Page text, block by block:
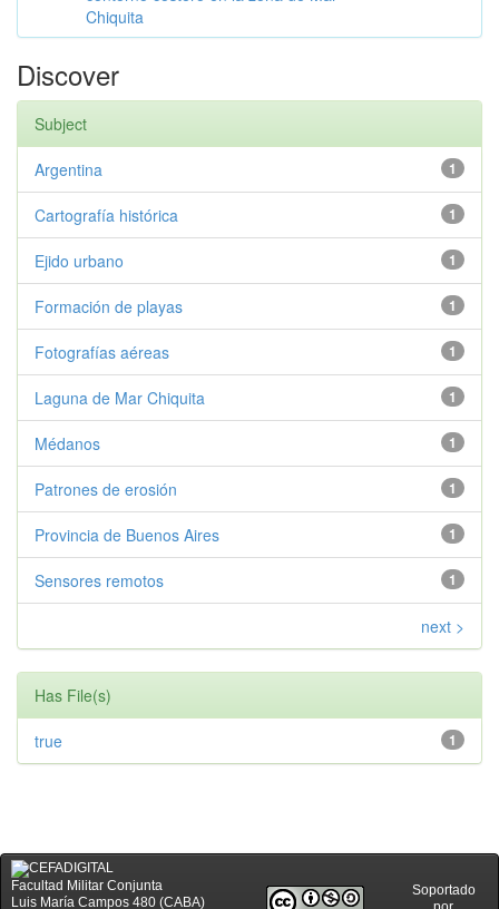
Chiquita
Discover
Subject
1
Argentina
1
Cartografía histórica
1
Ejido urbano
1
Formación de playas
1
Fotografías aéreas
1
Laguna de Mar Chiquita
1
Médanos
1
Patrones de erosión
1
Provincia de Buenos Aires
1
Sensores remotos
next >
Has File(s)
1
true
Facultad Militar Conjunta
Luis María Campos 480 (CABA)
Soportado